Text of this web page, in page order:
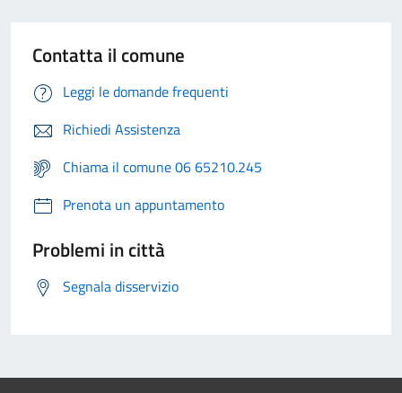
Contatta il comune
Leggi le domande frequenti
Richiedi Assistenza
Chiama il comune 06 65210.245
Prenota un appuntamento
Problemi in città
Segnala disservizio